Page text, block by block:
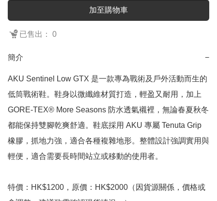
加至購物車
已售出： 0
簡介 −
AKU Sentinel Low GTX 是一款專為戰術及戶外活動而生的
低筒戰術鞋。鞋身以微纖維材質打造，輕盈又耐用，加上
GORE-TEX® More Seasons 防水透氣襯裡，無論春夏秋冬
都能保持雙腳乾爽舒適。鞋底採用 AKU 專屬 Tenuta Grip
橡膠，抓地力強，適合各種複雜地形。整體設計強調實用與
輕便，適合需要長時間站立或移動的使用者。
特價：HK$1200，原價：HK$2000（因貨源關係，價格或